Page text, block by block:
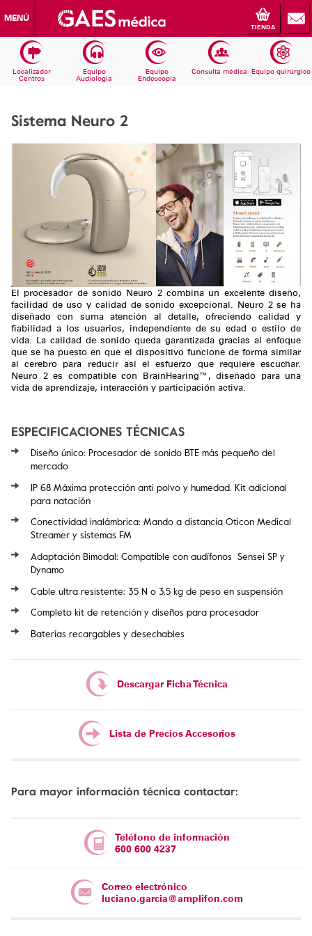
MENÚ
TIENDA
Localizador
Centros
Equipo
Audiologia
Equipo
Endoscopia
Consulta médica Equipo quirúrgico
Sistema Neuro 2
El procesador de sonido Neuro 2 combina un excelente diseño,
facilidad de uso y calidad de sonido excepcional. Neuro 2 se ha
diseñado con suma atención al detalle, ofreciendo calidad y
fiabilidad a los usuarios, independiente de su edad o estilo de
vida. La calidad de sonido queda garantizada gracias al enfoque
que se ha puesto en que el dispositivo funcione de forma similar
al cerebro para reducir así el esfuerzo que requiere escuchar.
Neuro 2 es compatible con BrainHearing™, diseñado para una
vida de aprendizaje, interacción y participación activa.
ESPECIFICACIONES TÉCNICAS
Diseño único: Procesador de sonido BTE más pequeño del
mercado
IP 68 Máxima protección anti polvo y humedad. Kit adicional
para natación
Conectividad inalámbrica: Mando a distancia Oticon Medical
Streamer y sistemas FM
Adaptación Bimodal: Compatible con audífonos Sensei SP y
Dynamo
Cable ultra resistente: 35 N o 3,5 kg de peso en suspensión
Completo kit de retención y diseños para procesador
Baterías recargables y desechables
Descargar Ficha Técnica
Lista de Precios Accesorios
Para mayor información técnica contactar:
Teléfono de información
600 600 4237
Correo electrónico
luciano.garcia@amplifon.com